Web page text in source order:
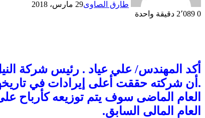
طارق الصاوى29 مارس، 2018
0
دقيقة واحدة
العام المالى السابق.